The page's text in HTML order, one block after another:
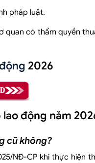
pháp luật.
có thẩm quyền
2026
động năm
cũ không?
NĐ-CP khi thực hiện